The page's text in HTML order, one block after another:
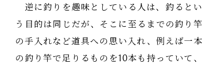
逆に釣りを趣味としている人は、釣るとい
う目的は同じだが、そこに至るまでの釣り竿
の手入れなど道具への思い入れ、例えば一本
の釣り竿で足りるものを10本も持っていて、